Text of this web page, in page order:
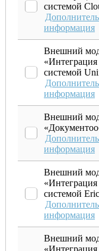
системой
информация
Внешний
«Интеграция
системой
информация
Внешний
информация
Внешний
«Интеграция
системой
информация
Внешний
«Интеграция